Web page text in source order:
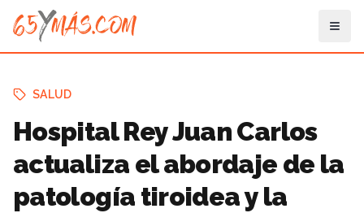
SALUD
Hospital Rey Juan Carlos
actualiza el abordaje de la
patología tiroidea y la